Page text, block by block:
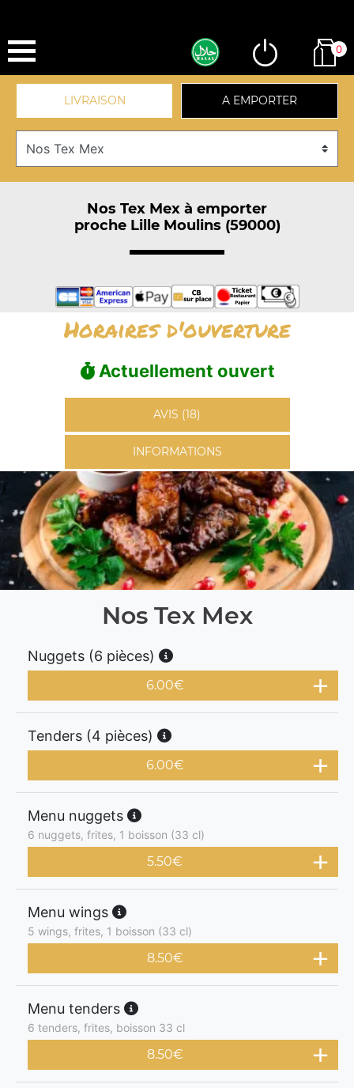
0
LIVRAISON A EMPORTER
Nos Tex Mex à emporter
proche Lille Moulins (59000)
Horaires d'ouverture
Actuellement ouvert
AVIS (18)
INFORMATIONS
Nos Tex Mex
Nuggets (6 pièces)
6.00€
Tenders (4 pièces)
6.00€
Menu nuggets
6 nuggets, frites, 1 boisson (33 cl)
5.50€
Menu wings
5 wings, frites, 1 boisson (33 cl)
8.50€
Menu tenders
6 tenders, frites, boisson 33 cl
8.50€